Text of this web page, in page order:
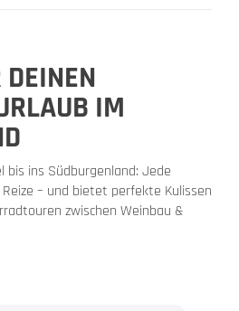
DEINEN
IM
bis ins Südburgenland: Jede
– und bietet perfekte Kulissen
zwischen Weinbau &